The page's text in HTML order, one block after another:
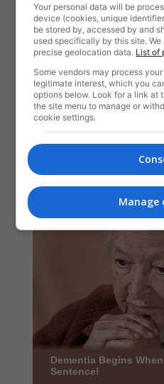
Your personal data will be
device (cookies, unique
be stored by, accessed by and
used specifically by this site.
precise geolocation data. List of
Some vendors may process
legitimate interest, which you
options below. Look for a link at
the site menu to manage or
cookie settings.
Manage